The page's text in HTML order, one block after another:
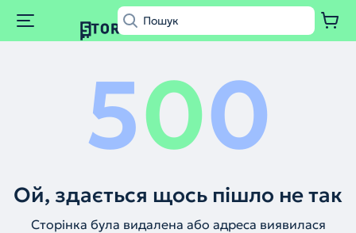
500
Ой, здається щось пішло не так
Сторінка була видалена або адреса виявилася